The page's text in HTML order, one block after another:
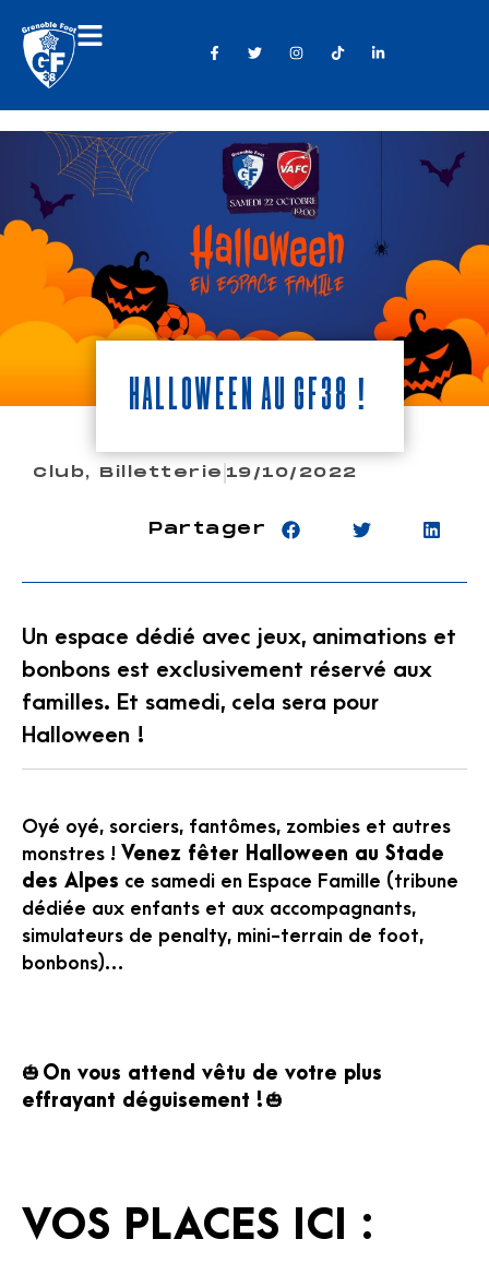
Halloween au GF38 !
Club, Billetterie 19/10/2022
Partager
Un espace dédié avec jeux, animations et
bonbons est exclusivement réservé aux
familles. Et samedi, cela sera pour
Halloween !
Oyé oyé, sorciers, fantômes, zombies et autres
monstres ! Venez fêter Halloween au Stade
des Alpes ce samedi en Espace Famille (tribune
dédiée aux enfants et aux accompagnants,
simulateurs de penalty, mini-terrain de foot,
bonbons)…
🎃 On vous attend vêtu de votre plus
effrayant déguisement ! 🎃
VOS PLACES ICI :